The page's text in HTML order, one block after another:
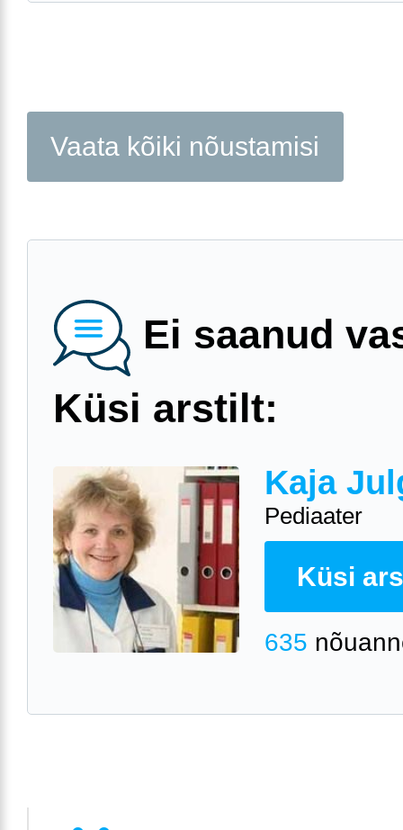
Vaata kõiki nõustamisi
Ei saanud
Küsi arstilt:
Kaja
Pediaater
Küsi
635